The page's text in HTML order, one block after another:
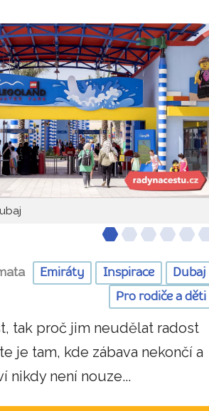
Emiráty Inspirace
Dubaj
Pro rodiče a děti
tak proč jim neudělat radost
je tam, kde zábava nekončí a
nikdy není nouze...